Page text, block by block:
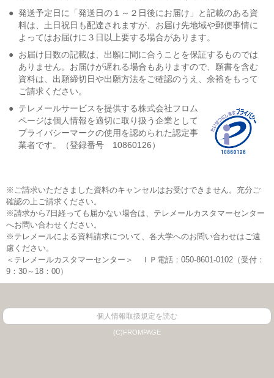
● 発送予定日に「発送日の１～２日後にお届け」と記載のある資
料は、土日祝日も配達されますが、お届け先地域や郵便事情に
よってはお届けに３日以上要する場合があります。
● お届け日数の記載は、出願に間に合うことを保証するものでは
ありません。お届けが遅れる場合もありますので、願書を含む
資料は、出願締切日や出願方法をご確認のうえ、余裕をもって
ご請求ください。
● テレメールサービスを提供する株式会社フロム
ページは個人情報を適切に取り扱う企業として
プライバシーマークの使用を認められた認定事
業者です。（登録番号 10860126）
※ご請求いただきました資料のキャンセルはお受けできません。充分ご
確認の上ご請求ください。
※請求から7日経っても届かない場合は、テレメールカスタマーセンター
へお問い合わせください。
※テレメールによる資料請求について、各大学へのお問い合わせはご遠
慮ください。
＜テレメールカスタマーセンター＞ ＩＰ電話：050-8601-0102（受付：
9：30～18：00）
個人情報取扱規定を読む
(C)FROMPAGE